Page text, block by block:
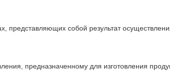
представляющих собой результат
предназначенному для изготовления